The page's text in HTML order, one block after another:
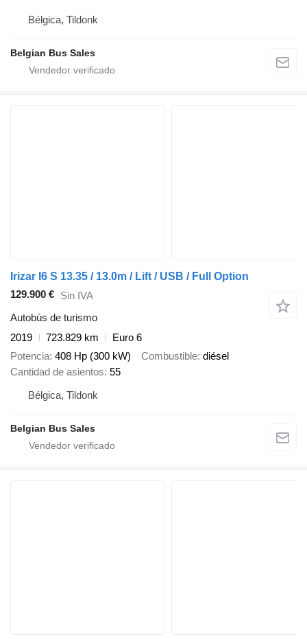
Bélgica, Tildonk
Belgian Bus Sales
Irizar I6 S 13.35 / 13.0m / Lift / USB / Full Option
129.900 € Sin IVA
Autobús de turismo
2019
723.829 km
Euro 6
Potencia 408 Hp (300 kW) Combustible diésel
Cantidad de asientos 55
Bélgica, Tildonk
Belgian Bus Sales